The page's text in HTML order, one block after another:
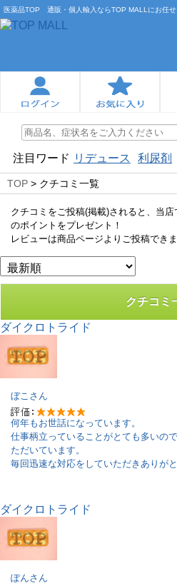
医薬品TOP 通販・個人輸入ならTOP MALLにお任せ
注目ワード リデュース 利尿剤
TOP > クチコミ一覧
クチコミをご投稿(掲載)されると、当
のポイントをプレゼント！
レビューは商品ページよりご投稿できま
クチコミ
ダイクロトライド
ぼこ さん
何年もお世話になっています。
仕事柄立っていることがとても多いの
ただいています。
毎回迅速な対応をしていただきありがと
ダイクロトライド
ぽんさん